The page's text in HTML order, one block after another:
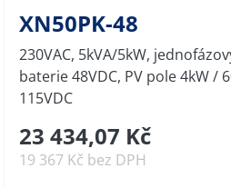
XN50PK-48
230VAC, 5kVA/5kW,
baterie 48VDC, PV pole 4kW /
115VDC
23 434,07 Kč
19 367 Kč bez DPH